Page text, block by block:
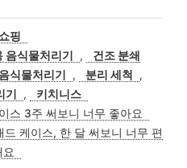
쇼핑
음식물처리기 ,
건조 분쇄
식물처리기 , 분리 세척
,
,
키치니스
스 3주 써보니 너무 좋아요
케이스, 한 달 써보니 너무 편
요